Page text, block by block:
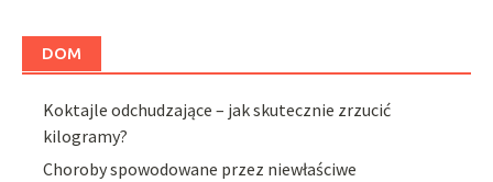
DOM
Koktajle odchudzające – jak skutecznie zrzucić
kilogramy?
Choroby spowodowane przez niewłaściwe